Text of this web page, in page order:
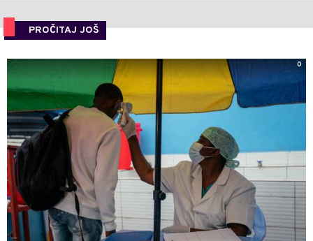
PROČITAJ JOŠ
0